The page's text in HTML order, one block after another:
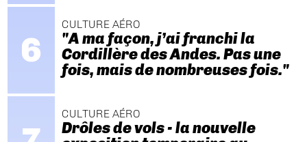
CULTURE AÉRO
"A ma façon, j’ai franchi la
Cordillère des Andes. Pas une
fois, mais de nombreuses fois."
CULTURE AÉRO
Drôles de vols - la nouvelle